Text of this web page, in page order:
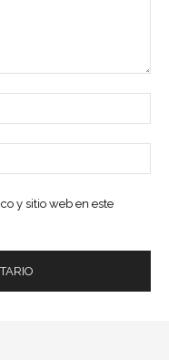
y sitio web en este